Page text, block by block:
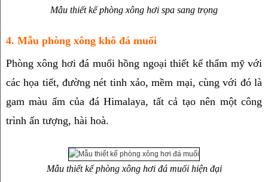
Mẫu thiết kế phòng xông hơi spa sang trọng
4. Mẫu phòng xông khô đá muối
Phòng xông hơi đá muối hồng ngoại thiết kế thẩm mỹ với
các họa tiết, đường nét tinh xảo, mềm mại, cùng với đó là
gam màu ấm của đá Himalaya, tất cả tạo nên một công
trình ấn tượng, hài hoà.
Mẫu thiết kế phòng xông hơi đá muối hiện đại